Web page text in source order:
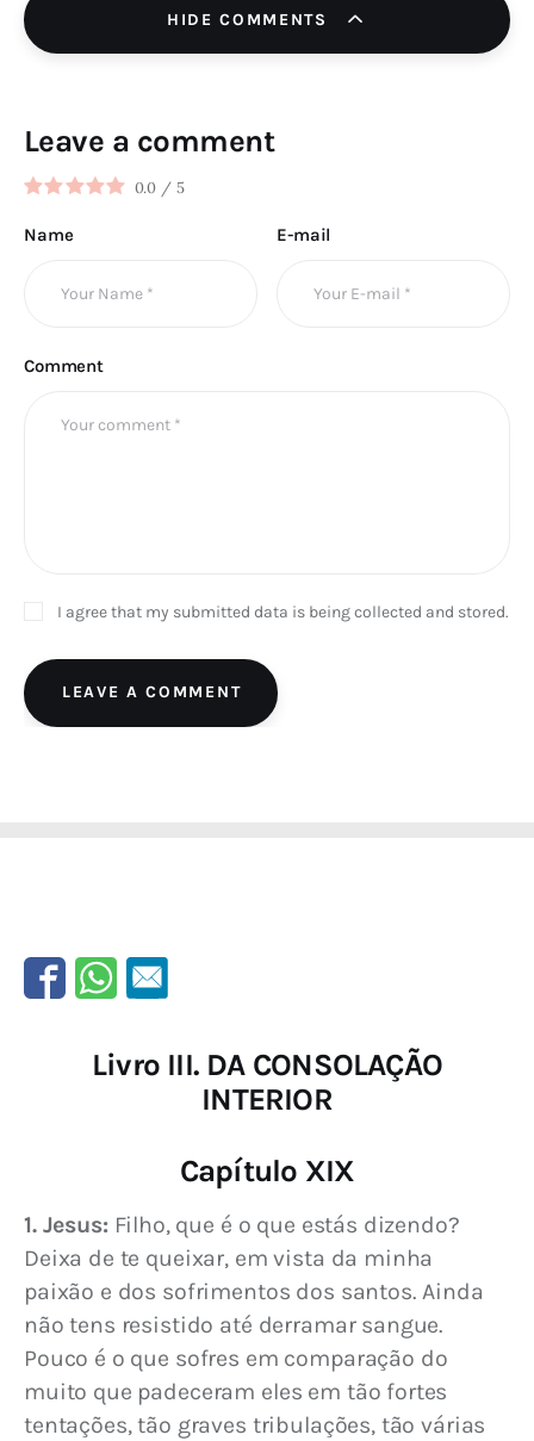
HIDE COMMENTS
Leave a comment
0.0 / 5
Name E-mail
Comment
I agree that my submitted data is being collected and stored.
LEAVE A COMMENT
Livro III. DA CONSOLAÇÃO
INTERIOR
Capítulo XIX
1. Jesus: Filho, que é o que estás dizendo?
Deixa de te queixar, em vista da minha
paixão e dos sofrimentos dos santos. Ainda
não tens resistido até derramar sangue.
Pouco é o que sofres em comparação do
muito que padeceram eles em tão fortes
tentações, tão graves tribulações, tão várias